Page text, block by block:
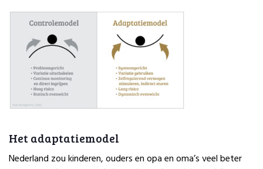
Het adaptatiemodel
Nederland zou kinderen, ouders en opa en oma’s veel beter